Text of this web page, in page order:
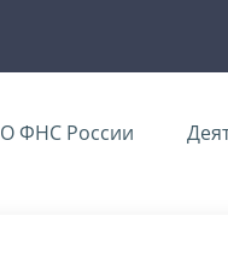
О ФНС России